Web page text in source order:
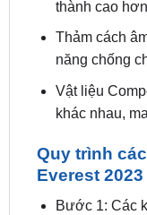
thành cao
Thảm cách
năng chống
Vật liệu
khác nhau,
Quy trình
Everest
Bước 1: Các